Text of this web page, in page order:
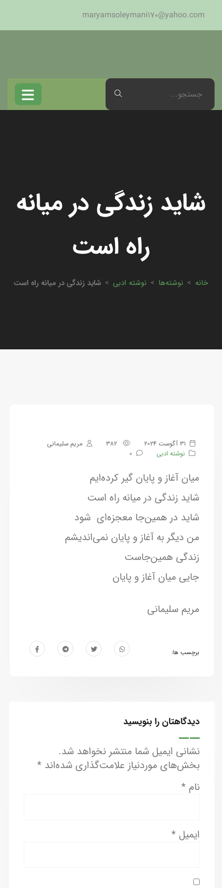
maryamsoleymani170@yahoo.com
شاید زندگی در میانه
راه است
خانه > نوشته‌ها > نوشته ادبی > شاید زندگی در میانه راه است
31 آگوست 2024
مریم سلیمانی
نوشته ادبی
0
میان آغاز و پایان گیر کرده‌ایم
شاید زندگی در میانه راه است
شاید در همین‌جا معجزه‌ای شود
من دیگر به آغاز و پایان نمی‌اندیشم
زندگی همین‌جاست
جایی میان آغاز و پایان
مریم سلیمانی
برچسب ها:
دیدگاهتان را بنویسید
نشانی ایمیل شما منتشر نخواهد شد.
بخش‌های موردنیاز علامت‌گذاری شده‌اند *
نام *
ایمیل *